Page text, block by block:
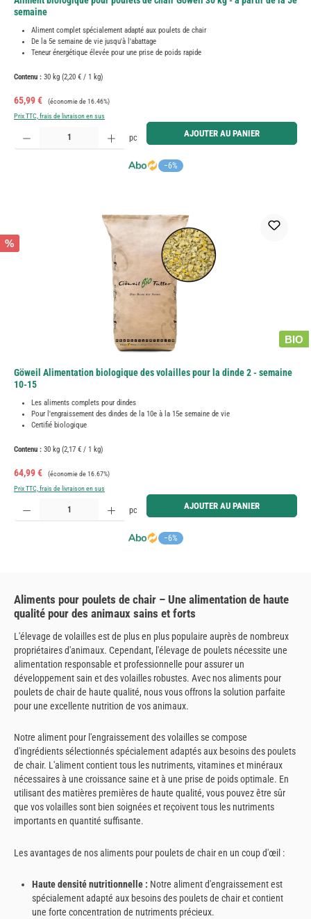
semaine
Aliment complet spécialement adapté aux poulets de chair
De la 5e semaine de vie jusqu'à l'abattage
Teneur énergétique élevée pour une prise de poids rapide
Contenu : 30 kg (2,20 € / 1 kg)
Prix de vente :
65,99 € Prix régulier :
(économie de 16.46%)
Prix TTC, frais de livraison en sus
−6%
Quantité de produit : Entrez la quantité souhaitée ou utilisez les boutons pour augmenter ou
pc AJOUTER AU PANIER
%
BIO
Göweil Alimentation biologique des volailles pour la dinde 2 - semaine
10-15
Les aliments complets pour dindes
Pour l'engraissement des dindes de la 10e à la 15e semaine de vie
Certifié biologique
Contenu : 30 kg (2,17 € / 1 kg)
Prix de vente :
64,99 € Prix régulier :
(économie de 16.67%)
Prix TTC, frais de livraison en sus
−6%
Quantité de produit : Entrez la quantité souhaitée ou utilisez les boutons pour augmenter ou
pc AJOUTER AU PANIER
Aliments pour poulets de chair – Une alimentation de haute
qualité pour des animaux sains et forts
L'élevage de volailles est de plus en plus populaire auprès de nombreux
propriétaires d'animaux. Cependant, l'élevage de poulets nécessite une
alimentation responsable et professionnelle pour assurer un
développement sain et des volailles robustes. Avec nos aliments pour
poulets de chair de haute qualité, nous vous offrons la solution parfaite
pour une excellente nutrition de vos animaux.
Notre aliment pour l'engraissement des volailles se compose
d'ingrédients sélectionnés spécialement adaptés aux besoins des poulets
de chair. L'aliment contient tous les nutriments, vitamines et minéraux
nécessaires à une croissance saine et à une prise de poids optimale. En
utilisant des matières premières de haute qualité, vous pouvez être sûr
que vos volailles sont bien soignées et reçoivent tous les nutriments
importants en quantité suffisante.
Les avantages de nos aliments pour poulets de chair en un coup d'œil :
Haute densité nutritionnelle : Notre aliment d'engraissement est
spécialement adapté aux besoins des poulets de chair et contient
une forte concentration de nutriments précieux.